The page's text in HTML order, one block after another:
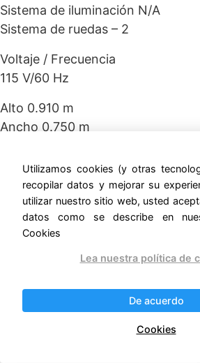
Sistema de iluminación N/A
Sistema de ruedas – 2
Voltaje / Frecuencia
115 V/60 Hz
Alto 0.910 m
Ancho 0.750 m
ernestomunoz.com
Productos
Utilizamos cookies (y otras
recopilar datos y mejorar su
utilizar nuestro sitio web, usted
datos como se describe en
Cookies
Lea nuestra política de
De acuerdo
Cookies